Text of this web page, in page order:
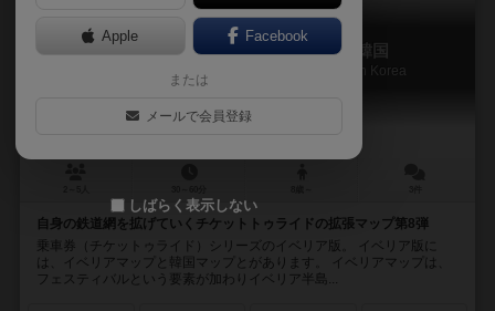
チケットトゥライド：イベリア＆韓国
Ticket to Ride Map Collection 8: Iberia & South Korea
自身の鉄道網を拡げていくチケットトゥライドの拡張マップ第8弾
乗車券（チケットゥライド）シリーズのイベリア版。 イベリア版に
は、イベリアマップと韓国マップとがあります。 イベリアマップは、
フェスティバルという要素が加わりイベリア半島...
Apple Facebook
または
メールで会員登録
しばらく表示しない